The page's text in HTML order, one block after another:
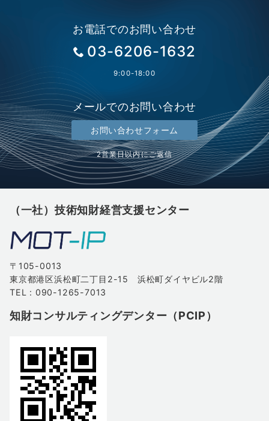
お電話でのお問い合わせ
03-6206-1632
9:00-18:00
メールでのお問い合わせ
お問い合わせフォーム
2営業日以内にご返信
（一社）技術知財経営支援センター
〒105-0013
東京都港区浜松町二丁目2-15 浜松町ダイヤビル2階
TEL : 090-1265-7013
知財コンサルティングデンター（PCIP）